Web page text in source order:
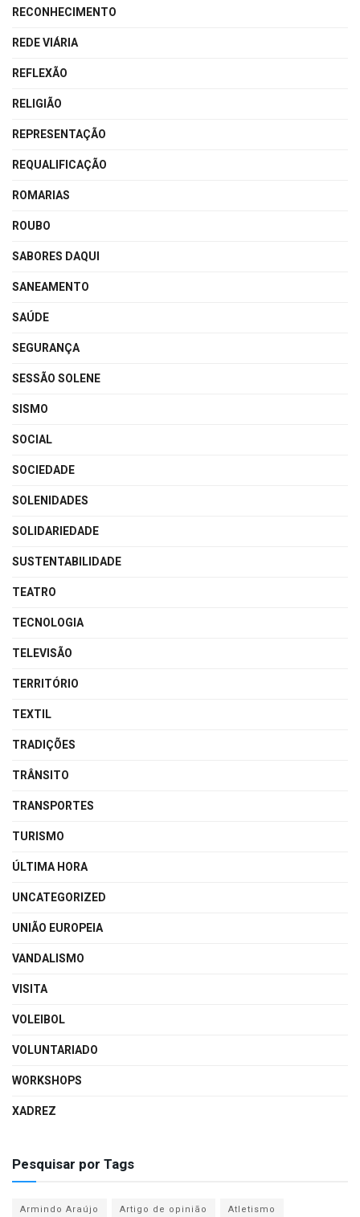
RECONHECIMENTO
REDE VIÁRIA
REFLEXÃO
RELIGIÃO
REPRESENTAÇÃO
REQUALIFICAÇÃO
ROMARIAS
ROUBO
SABORES DAQUI
SANEAMENTO
SAÚDE
SEGURANÇA
SESSÃO SOLENE
SISMO
SOCIAL
SOCIEDADE
SOLENIDADES
SOLIDARIEDADE
SUSTENTABILIDADE
TEATRO
TECNOLOGIA
TELEVISÃO
TERRITÓRIO
TEXTIL
TRADIÇÕES
TRÂNSITO
TRANSPORTES
TURISMO
ÚLTIMA HORA
UNCATEGORIZED
UNIÃO EUROPEIA
VANDALISMO
VISITA
VOLEIBOL
VOLUNTARIADO
WORKSHOPS
XADREZ
Pesquisar por Tags
Armindo Araújo Artigo de opinião
Atletismo